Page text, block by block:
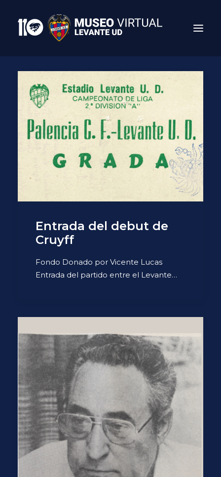
Search
Entrada del debut de
Cruyff
Fondo Donado por Vicente Lucas
Entrada del partido entre el Levante…